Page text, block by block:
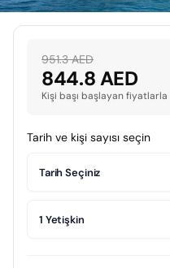
951.3 AED
844.8 AED
Kişi başı başlayan fiyatlarla
Tarih ve kişi sayısı seçin
Tarih Seçiniz
1 Yetişkin